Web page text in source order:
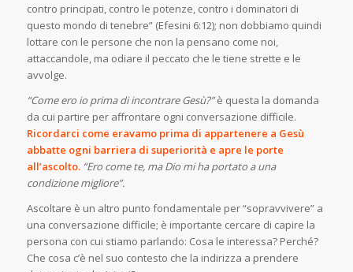
contro principati, contro le potenze, contro i dominatori di
questo mondo di tenebre” (Efesini 6:12); non dobbiamo quindi
lottare con le persone che non la pensano come noi,
attaccandole, ma odiare il peccato che le tiene strette e le
avvolge.
“Come ero io prima di incontrare Gesù?”è questa la domanda
da cui partire per affrontare ogni conversazione difficile.
Ricordarci come eravamo prima di appartenere a Gesù
abbatte ogni barriera di superiorità e apre le porte
all’ascolto. “Ero come te, ma Dio mi ha portato a una
condizione migliore”.
Ascoltare è un altro punto fondamentale per “sopravvivere” a
una conversazione difficile; è importante cercare di capire la
persona con cui stiamo parlando: Cosa le interessa? Perché?
Che cosa c’è nel suo contesto che la indirizza a prendere